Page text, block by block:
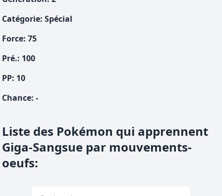
Catégorie: Spécial
Force: 75
Pré.: 100
PP: 10
Chance: -
Liste des Pokémon qui apprennent
Giga-Sangsue par mouvements-
oeufs: